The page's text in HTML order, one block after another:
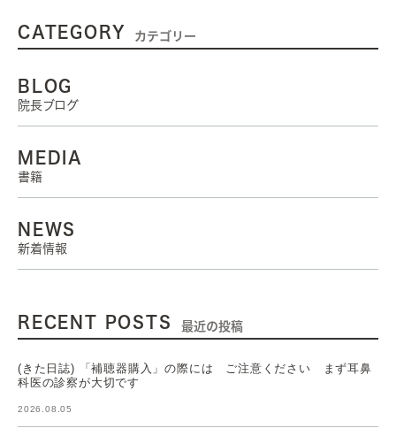
CATEGORY カテゴリー
BLOG
院長ブログ
MEDIA
書籍
NEWS
新着情報
RECENT POSTS 最近の投稿
(きた日誌) 「補聴器購入」の際には ご注意ください まず耳鼻
科医の診察が大切です
2026.08.05